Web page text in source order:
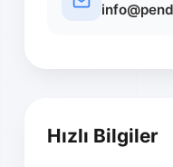
Hızlı Bilgiler